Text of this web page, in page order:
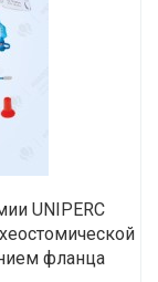
UNIPERC
фланца